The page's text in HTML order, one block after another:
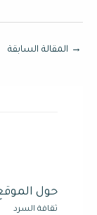
→ المقالة السابقة
حول
ثقافة السرد